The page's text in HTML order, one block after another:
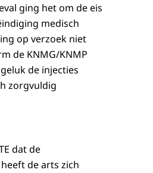
ging het om de eis
medisch
op verzoek niet
de KNMG/KNMP
de injecties
zorgvuldig
dat de
de arts zich